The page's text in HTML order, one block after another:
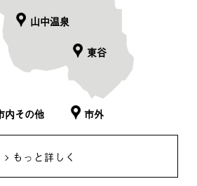
山中温泉
東谷
内その他 市外
もっと詳しく